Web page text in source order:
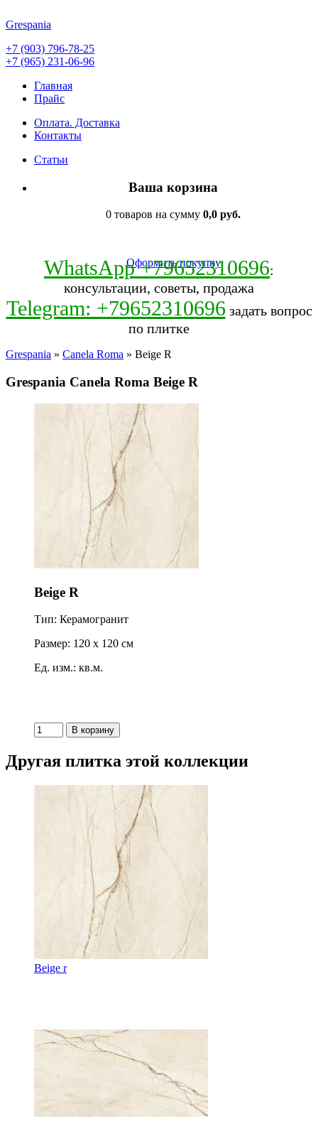
Grespania
+7 (903) 796-78-25
+7 (965) 231-06-96
Главная
Прайс
Оплата. Доставка
Контакты
Статьи
Ваша корзина
0 товаров на сумму 0,0 руб.
Оформить покупку
WhatsApp +79652310696:
консультации, советы, продажа
Telegram: +79652310696 задать вопрос
по плитке
Grespania » Canela Roma » Beige R
Grespania Canela Roma Beige R
Beige R
Тип: Керамогранит
Размер: 120 x 120 см
Ед. изм.: кв.м.
Другая плитка этой коллекции
Beige r